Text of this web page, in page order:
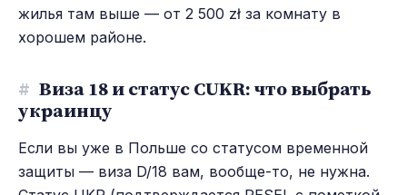
жилья там выше — от 2 500 zł за комнату в
хорошем районе.
# Виза 18 и статус CUKR: что выбрать
украинцу
Если вы уже в Польше со статусом временной
защиты — виза D/18 вам, вообще-то, не нужна.